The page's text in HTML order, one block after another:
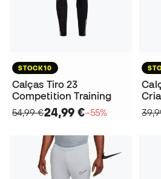
STOCK10
Calças Tiro 23
Competition Training
54,99 €24,99 €−55%